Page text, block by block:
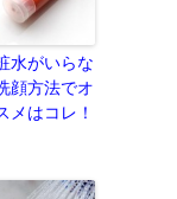
水がいらな
顔方法でオ
メはコレ！